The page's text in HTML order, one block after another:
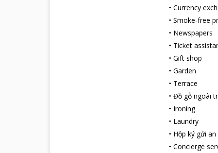
Tien Thinh
cửa sổ lớn
minibar, máy
Bạn có thể
điêu luyện của
đón sân bay,
truyền thống
Quầy lễ tân
tình chắc
bạn ở Đà
Điểm du lịch
Bãi biển Mỹ Khê
Cách Tien
bình chọn là 1
• Currency
• Smoke-free
• Newspapers
• Ticket
• Gift shop
• Garden
• Terrace
• Đồ gỗ ngoài
• Ironing
• Laundry
• Hộp ký gửi
• Concierge